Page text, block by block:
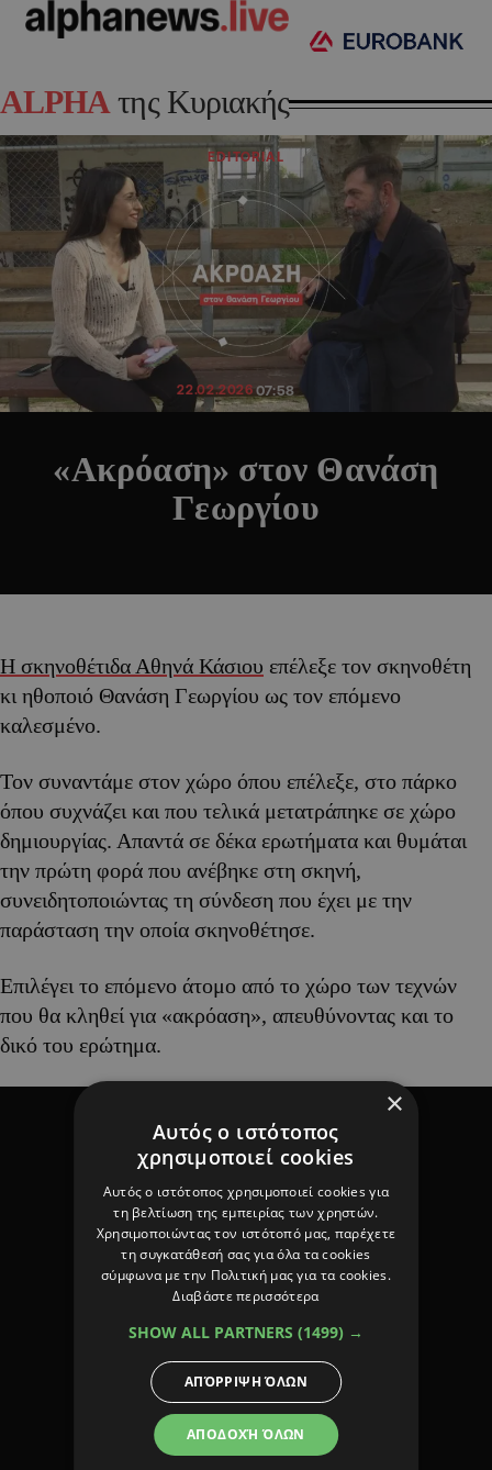
ALPHA της Κυριακής
EDITORIAL
22.02.2026 07:58
«Ακρόαση» στον Θανάση
Γεωργίου
Η σκηνοθέτιδα Αθηνά Κάσιου επέλεξε τον σκηνοθέτη
κι ηθοποιό Θανάση Γεωργίου ως τον επόμενο
καλεσμένο.
Τον συναντάμε στον χώρο όπου επέλεξε, στο πάρκο
όπου συχνάζει και που τελικά μετατράπηκε σε χώρο
δημιουργίας. Απαντά σε δέκα ερωτήματα και θυμάται
την πρώτη φορά που ανέβηκε στη σκηνή,
συνειδητοποιώντας τη σύνδεση που έχει με την
παράσταση την οποία σκηνοθέτησε.
Επιλέγει το επόμενο άτομο από το χώρο των τεχνών
που θα κληθεί για «ακρόαση», απευθύνοντας και το
δικό του ερώτημα.
×
Αυτός ο ιστότοπος
χρησιμοποιεί cookies
Αυτός ο ιστότοπος χρησιμοποιεί cookies για
τη βελτίωση της εμπειρίας των χρηστών.
Χρησιμοποιώντας τον ιστότοπό μας, παρέχετε
τη συγκατάθεσή σας για όλα τα cookies
σύμφωνα με την Πολιτική μας για τα cookies.
Διαβάστε περισσότερα
SHOW ALL PARTNERS (1499) →
ΑΠΟΔΟΧΉ ΌΛΩΝ
ΑΠΌΡΡΙΨΗ ΌΛΩΝ